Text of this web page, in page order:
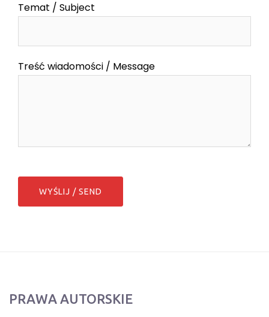
Temat / Subject
Treść wiadomości / Message
PRAWA AUTORSKIE